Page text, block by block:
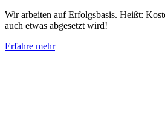
Wir arbeiten auf Erfolgsbasis. Heißt:
auch etwas abgesetzt wird!
Erfahre mehr